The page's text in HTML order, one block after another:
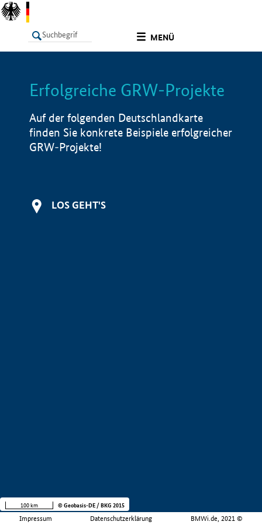
MENÜ
LISTE Info
Erfolgreiche GRW-Projekte
Auf der folgenden Deutschlandkarte
finden Sie konkrete Beispiele erfolgreicher
GRW-Projekte!
LOS GEHT'S
Impressum Datenschutzerklärung BMWi.de, 2021 ©
100 km © Geobasis-DE / BKG 2015